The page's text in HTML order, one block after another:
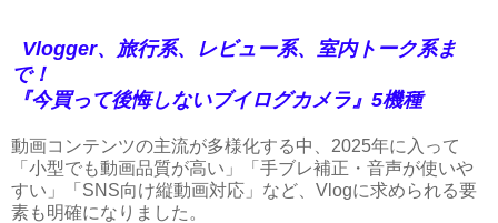
Vlogger、旅行系、レビュー系、室内トーク系ま
で！
『今買って後悔しないブイログカメラ』5機種
動画コンテンツの主流が多様化する中、2025年に入って
「小型でも動画品質が高い」「手ブレ補正・音声が使いや
すい」「SNS向け縦動画対応」など、Vlogに求められる要
素も明確になりました。